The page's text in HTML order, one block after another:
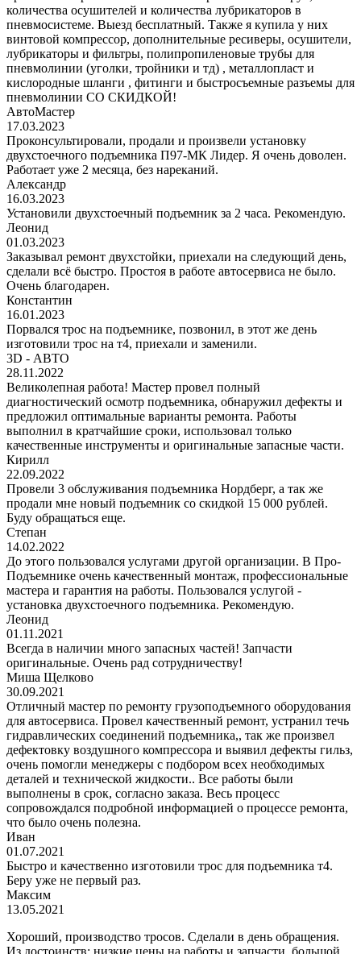
количества осушителей и количества лубрикаторов в
пневмосистеме. Выезд бесплатный. Также я купила у них
винтовой компрессор, дополнительные ресиверы, осушители,
лубрикаторы и фильтры, полипропиленовые трубы для
пневмолинии (уголки, тройники и тд) , металлопласт и
кислородные шланги , фитинги и быстросъемные разъемы для
пневмолинии СО СКИДКОЙ!
АвтоМастер
17.03.2023
Проконсультировали, продали и произвели установку
двухстоечного подъемника П97-МК Лидер. Я очень доволен.
Работает уже 2 месяца, без нареканий.
Александр
16.03.2023
Установили двухстоечный подъемник за 2 часа. Рекомендую.
Леонид
01.03.2023
Заказывал ремонт двухстойки, приехали на следующий день,
сделали всё быстро. Простоя в работе автосервиса не было.
Очень благодарен.
Константин
16.01.2023
Порвался трос на подъемнике, позвонил, в этот же день
изготовили трос на т4, приехали и заменили.
3D - АВТО
28.11.2022
Великолепная работа! Мастер провел полный
диагностический осмотр подъемника, обнаружил дефекты и
предложил оптимальные варианты ремонта. Работы
выполнил в кратчайшие сроки, использовал только
качественные инструменты и оригинальные запасные части.
Кирилл
22.09.2022
Провели 3 обслуживания подъемника Нордберг, а так же
продали мне новый подъемник со скидкой 15 000 рублей.
Буду обращаться еще.
Степан
14.02.2022
До этого пользовался услугами другой организации. В Про-
Подъемнике очень качественный монтаж, профессиональные
мастера и гарантия на работы. Пользовался услугой -
установка двухстоечного подъемника. Рекомендую.
Леонид
01.11.2021
Всегда в наличии много запасных частей! Запчасти
оригинальные. Очень рад сотрудничеству!
Миша Щелково
30.09.2021
Отличный мастер по ремонту грузоподъемного оборудования
для автосервиса. Провел качественный ремонт, устранил течь
гидравлических соединений подъемника,, так же произвел
дефектовку воздушного компрессора и выявил дефекты гильз,
очень помогли менеджеры с подбором всех необходимых
деталей и технической жидкости.. Все работы были
выполнены в срок, согласно заказа. Весь процесс
сопровождался подробной информацией о процессе ремонта,
что было очень полезна.
Иван
01.07.2021
Быстро и качественно изготовили трос для подъемника т4.
Беру уже не первый раз.
Максим
13.05.2021
Хороший, производство тросов. Сделали в день обращения.
Из достоинств: низкие цены на работы и запчасти, большой